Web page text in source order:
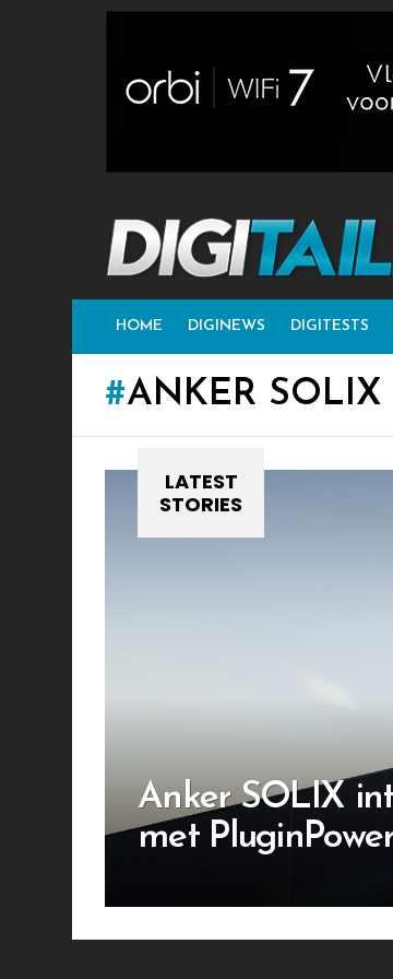
HOME DIGINEWS DIGITESTS
ANKER SOLIX
LATEST
STORIES
Anker SOLIX
met